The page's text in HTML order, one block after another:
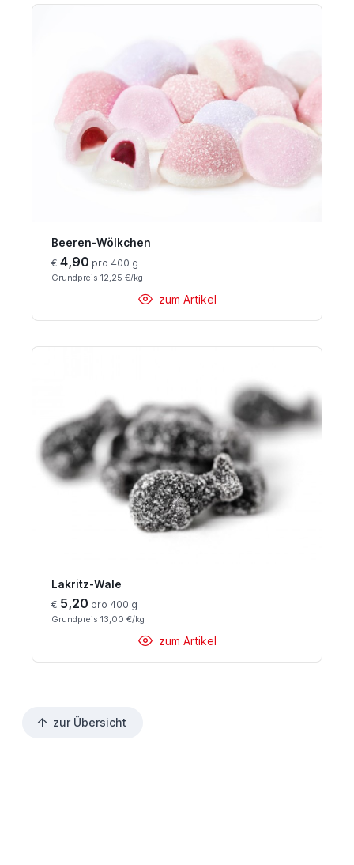
Beeren-Wölkchen
€ 4,90 pro 400 g
Grundpreis 12,25 €/kg
zum Artikel
Lakritz-Wale
€ 5,20 pro 400 g
Grundpreis 13,00 €/kg
zum Artikel
zur Übersicht